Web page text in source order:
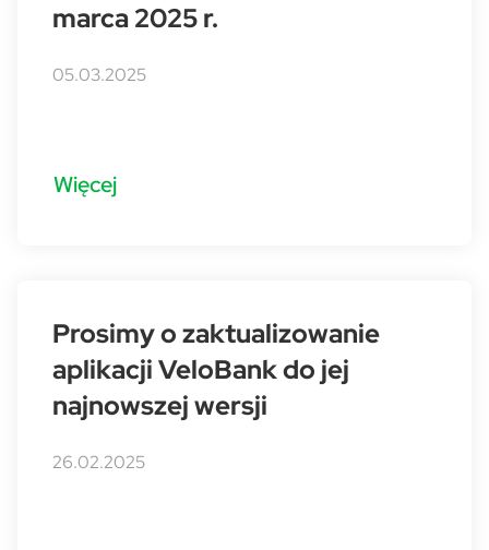
marca 2025 r.
05.03.2025
Więcej
Prosimy o zaktualizowanie
aplikacji VeloBank do jej
najnowszej wersji
26.02.2025